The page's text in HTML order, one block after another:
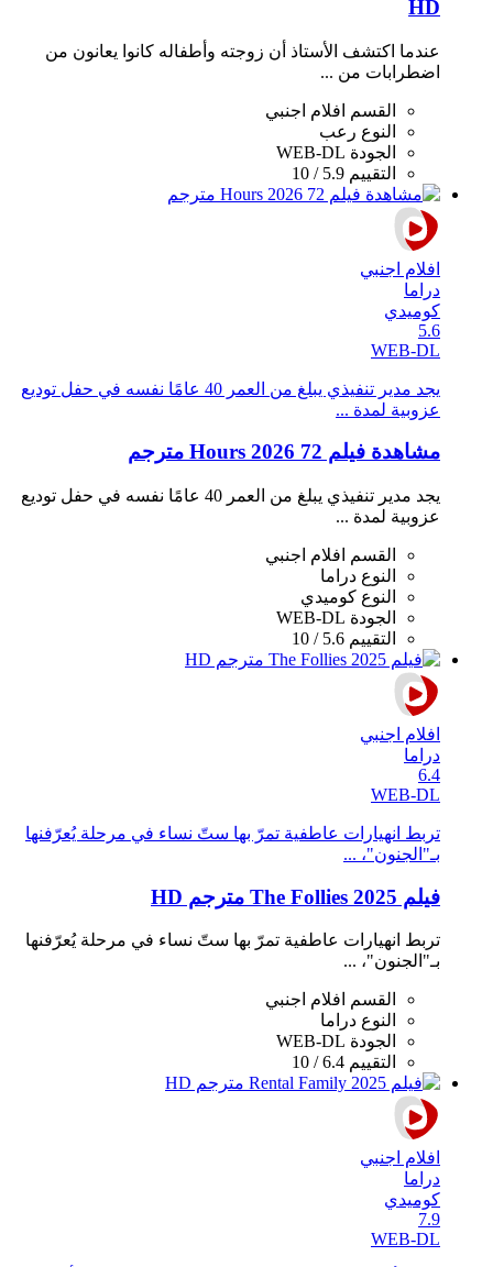
HD
عندما اكتشف الأستاذ أن زوجته وأطفاله كانوا يعانون من
اضطرابات من ...
القسم
افلام اجنبي
النوع رعب
الجودة WEB-DL
التقييم 5.9 / 10
افلام اجنبي
دراما
كوميدي
5.6
WEB-DL
يجد مدير تنفيذي يبلغ من العمر 40 عامًا نفسه في حفل توديع
عزوبية لمدة ...
مشاهدة فيلم 72 Hours 2026 مترجم
يجد مدير تنفيذي يبلغ من العمر 40 عامًا نفسه في حفل توديع
عزوبية لمدة ...
القسم
افلام اجنبي
النوع دراما
النوع كوميدي
الجودة WEB-DL
التقييم 5.6 / 10
افلام اجنبي
دراما
6.4
WEB-DL
تربط انهيارات عاطفية تمرّ بها ستّ نساء في مرحلة يُعرّفنها
بـ"الجنون"، ...
فيلم The Follies 2025 مترجم HD
تربط انهيارات عاطفية تمرّ بها ستّ نساء في مرحلة يُعرّفنها
بـ"الجنون"، ...
القسم افلام اجنبي
النوع دراما
الجودة WEB-DL
التقييم 6.4 / 10
افلام اجنبي
دراما
كوميدي
7.9
WEB-DL